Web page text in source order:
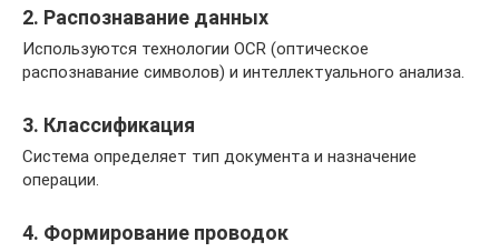
2. Распознавание данных
Используются технологии OCR (оптическое
распознавание символов) и интеллектуального анализа.
3. Классификация
Система определяет тип документа и назначение
операции.
4. Формирование проводок